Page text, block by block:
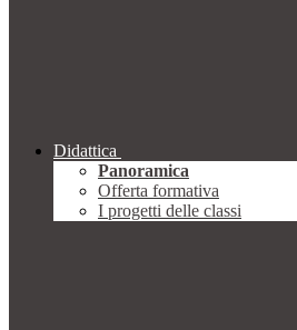
Didattica
Panoramica
Offerta formativa
I progetti delle classi